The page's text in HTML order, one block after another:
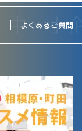
よくあるご質問